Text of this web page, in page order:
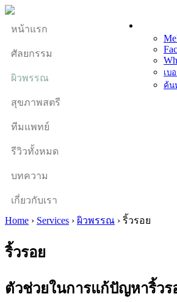
เบ
ค้น
หน้าแรก
ศัลยกรรม
ผิวพรรณ
สุขภาพสตรี
ทีมแพทย์
รีวิวทั้งหมด
บทความ
เกี่ยวกับเรา
Home › Services › ผิวพรรณ › ริ้วรอย
ริ้วรอย
ตัวช่วยในการแก้ปัญหาริ้วร